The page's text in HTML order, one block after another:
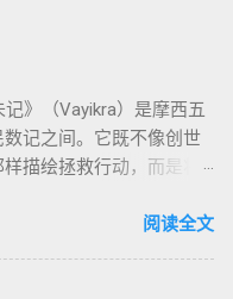
》（Vayikra）是摩西五
记之间。它既不像创世
描绘拯救行动，而是将
了 神的临在如何规范人类
未记19:2） 这节经文构成
阅读全文